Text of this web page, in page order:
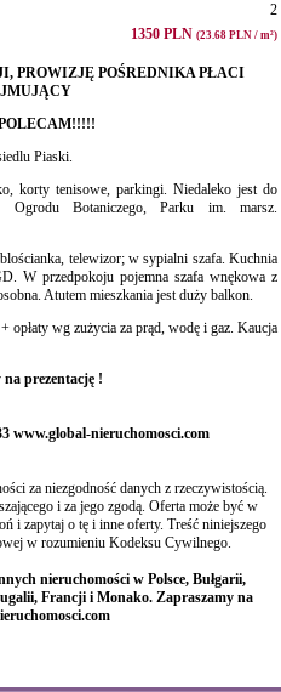
2
1350 PLN (23.68 PLN / m²)
PROWIZJĘ POŚREDNIKA PŁACI
Piaski.
korty tenisowe, parkingi. Niedaleko jest do
Ogrodu Botaniczego, Parku im. marsz.
telewizor; w sypialni szafa. Kuchnia
W przedpokoju pojemna szafa wnękowa z
Atutem mieszkania jest duży balkon.
wg zużycia za prąd, wodę i gaz. Kaucja
prezentację !
www.global-nieruchomosci.com
za niezgodność danych z rzeczywistością.
i za jego zgodą. Oferta może być w
i zapytaj o tę i inne oferty. Treść niniejszego
w rozumieniu Kodeksu Cywilnego.
nieruchomości w Polsce, Bułgarii,
Francji i Monako. Zapraszamy na